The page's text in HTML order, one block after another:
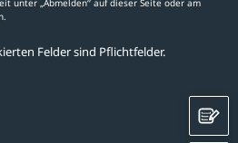
unter „Abmelden‘‘ auf dieser Seite oder am
Felder sind Pflichtfelder.